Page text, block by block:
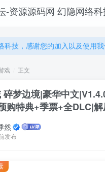
科技，感谢您的加入以及使用我
科技，感谢您的加入以及使用我
戏 正文
碎梦边境|豪华中文
购特典+季票+全DLC|
然
发布